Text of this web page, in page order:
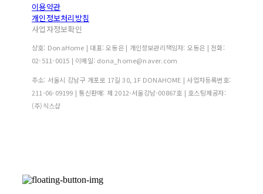
이용약관
개인정보처리방침
사업자정보확인
상호: DonaHome | 대표: 오동은 | 개인정보관리책임자: 오동은 | 전화:
02-511-0015 | 이메일: dona_home@naver.com
주소: 서울시 강남구 개포로 17길 30, 1F DONAHOME | 사업자등록번호:
211-06-09199 | 통신판매: 제 2012-서울강남-00867호 | 호스팅제공자:
(주)식스샵